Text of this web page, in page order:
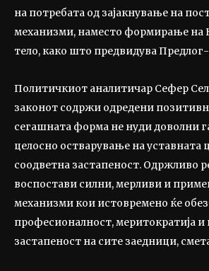
на потребата од зајакнување на
механизми, наместо формирање на
тело, како што предвидува
Политичкиот аналитичар Сефер
законот содржи одредени
сегашната форма не нуди доволни
целосно остварување на уставната
соодветна застапеност. Одржливо
воспостави силни, мерливи и
механизми кои истовремено ќе
професионалност, меритократија и
застапеност на сите заедници,